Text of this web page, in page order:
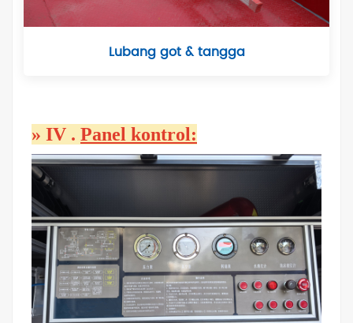
Lubang got & tangga
» IV . Panel kontrol: